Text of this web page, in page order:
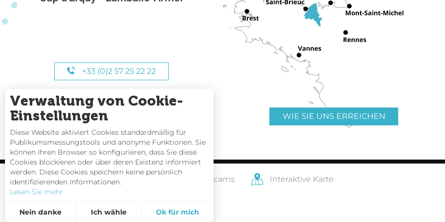
+33 (0)2 57 25 22 22
UNSERE STUNDEN
WIE SIE UNS ERREICHEN
Gezeitentafeln Webcams Interaktive Karte
Kontakt
Verwaltung von Cookie-
Einstellungen
Diese Website aktiviert Cookies standardmäßig für
Publikumsmessungstools und anonyme Funktionen. Sie
können Ihren Browser so konfigurieren, dass Sie diese
Cookies blockieren oder über deren Existenz informiert
werden. Diese Cookies speichern keine persönlich
identifizierenden Informationen.
Lesen Sie mehr
Nein danke Ich wähle Ok für mich